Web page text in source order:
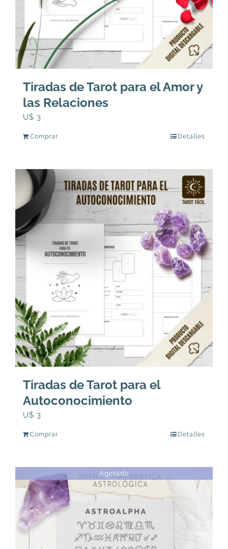
Tiradas de Tarot para el Amor y
las Relaciones
U$ 3
Comprar Detalles
Tiradas de Tarot para el
Autoconocimiento
U$ 3
Comprar Detalles
Agotado